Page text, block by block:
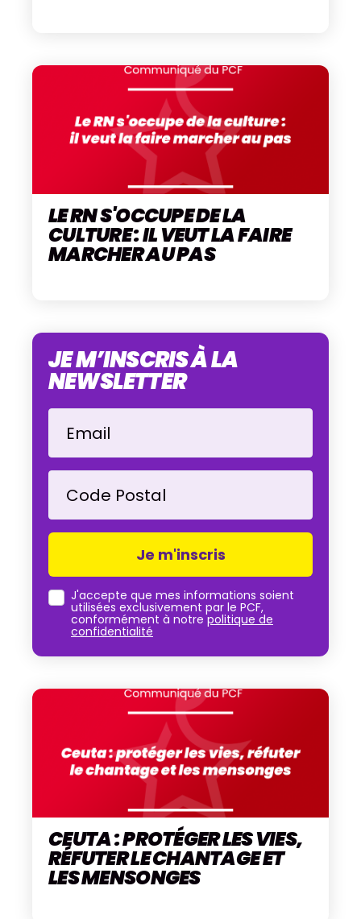
LE RN S'OCCUPE DE LA
CULTURE : IL VEUT LA FAIRE
MARCHER AU PAS
JE M’INSCRIS À LA
NEWSLETTER
Email
Code Postal
J'accepte que mes informations soient
utilisées exclusivement par le PCF,
conformément à notrepolitique de
confidentialité
CEUTA : PROTÉGER LES VIES,
RÉFUTER LE CHANTAGE ET
LES MENSONGES